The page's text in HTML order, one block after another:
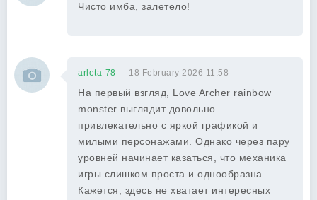
Чисто имба, залетело!
arleta-78 18 February 2026 11:58
На первый взгляд, Love Archer rainbow
monster выглядит довольно
привлекательно с яркой графикой и
милыми персонажами. Однако через пару
уровней начинает казаться, что механика
игры слишком проста и однообразна.
Кажется, здесь не хватает интересных